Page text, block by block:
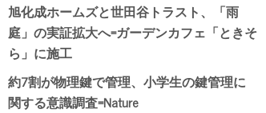
旭化成ホームズと世田谷トラスト、「雨
庭」の実証拡大へ=ガーデンカフェ「ときそ
ら」に施工
約7割が物理鍵で管理、小学生の鍵管理に
関する意識調査=Nature